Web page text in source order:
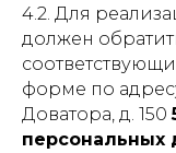
4.2. Для
должен
форме по
Доватора, д. 150
персональных